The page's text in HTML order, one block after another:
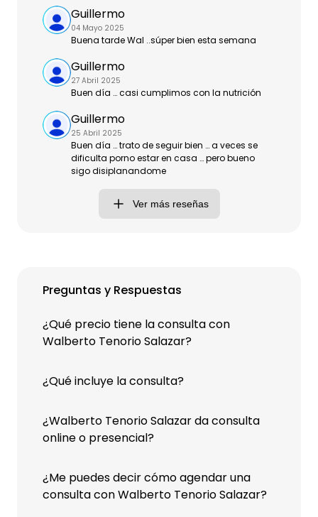
Preguntas y Respuestas
¿Qué precio tiene la consulta con
Walberto Tenorio Salazar?
¿Qué incluye la consulta?
¿Walberto Tenorio Salazar da consulta
online o presencial?
¿Me puedes decir cómo agendar una
consulta con Walberto Tenorio Salazar?
Guillermo
04 Mayo 2025
Buena tarde Wal ..súper bien esta semana
Guillermo
27 Abril 2025
Buen día … casi cumplimos con la nutrición
Guillermo
25 Abril 2025
Buen día … trato de seguir bien … a veces se
dificulta porno estar en casa … pero bueno
sigo disiplanandome
Ver más reseñas